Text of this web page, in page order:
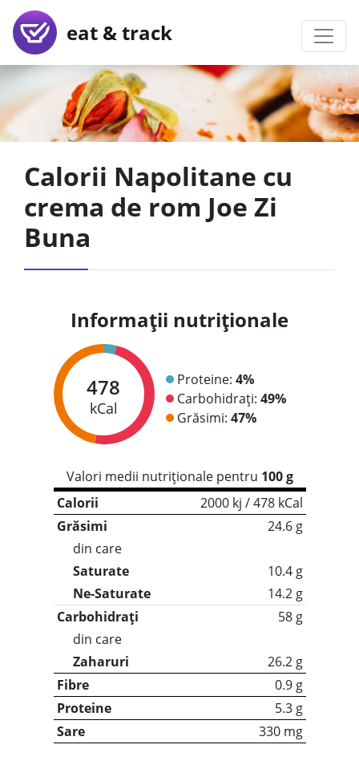
eat & track
Calorii Napolitane cu
crema de rom Joe Zi
Buna
Informații nutriționale
478
kCal
Proteine: 4%
Carbohidrați: 49%
Grăsimi: 47%
Valori medii nutriționale pentru 100 g
Calorii
2000 kj / 478 kCal
Grăsimi
24.6 g
din care
Saturate
10.4 g
Ne-Saturate
14.2 g
Carbohidrați
58 g
din care
Zaharuri
26.2 g
Fibre
0.9 g
Proteine
5.3 g
Sare
330 mg